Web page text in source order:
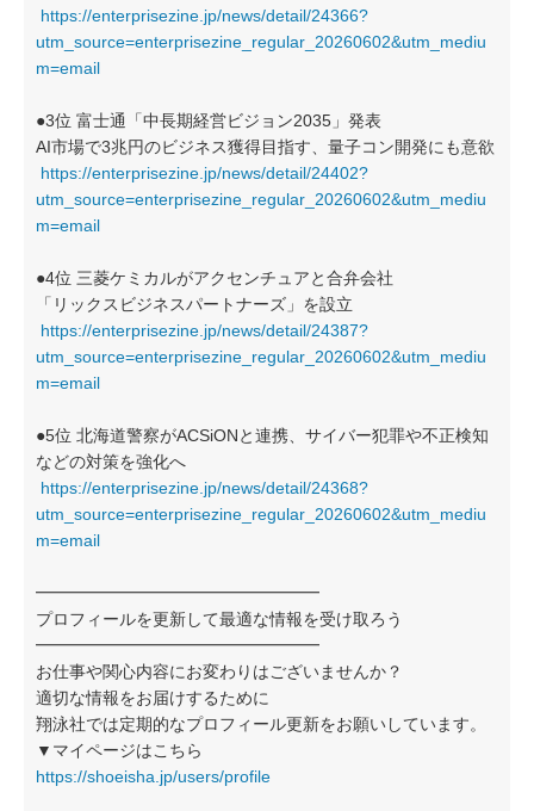
https://enterprisezine.jp/news/detail/24366?
utm_source=enterprisezine_regular_20260602&utm_mediu
m=email
●3位 富士通「中長期経営ビジョン2035」発表
AI市場で3兆円のビジネス獲得目指す、量子コン開発にも意欲
https://enterprisezine.jp/news/detail/24402?
utm_source=enterprisezine_regular_20260602&utm_mediu
m=email
●4位 三菱ケミカルがアクセンチュアと合弁会社
「リックスビジネスパートナーズ」を設立
https://enterprisezine.jp/news/detail/24387?
utm_source=enterprisezine_regular_20260602&utm_mediu
m=email
●5位 北海道警察がACSiONと連携、サイバー犯罪や不正検知
などの対策を強化へ
https://enterprisezine.jp/news/detail/24368?
utm_source=enterprisezine_regular_20260602&utm_mediu
m=email
━━━━━━━━━━━━━━━━━
プロフィールを更新して最適な情報を受け取ろう
━━━━━━━━━━━━━━━━━
お仕事や関心内容にお変わりはございませんか？
適切な情報をお届けするために
翔泳社では定期的なプロフィール更新をお願いしています。
▼マイページはこちら
https://shoeisha.jp/users/profile